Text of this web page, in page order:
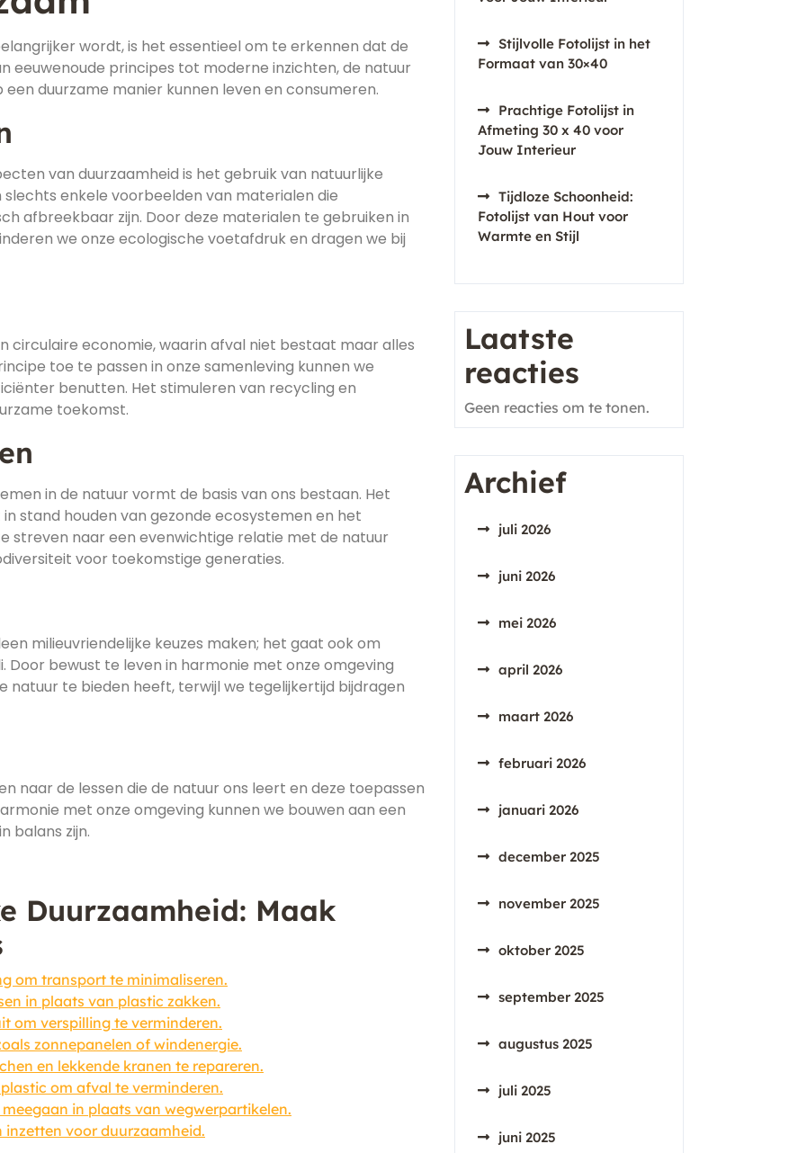
wordt, is het essentieel om te erkennen dat de
eeuwenoude principes tot moderne inzichten, de natuur
duurzame manier kunnen leven en consumeren.
van duurzaamheid is het gebruik van natuurlijke
enkele voorbeelden van materialen die
afbreekbaar zijn. Door deze materialen te gebruiken in
we onze ecologische voetafdruk en dragen we bij
circulaire economie, waarin afval niet bestaat maar alles
toe te passen in onze samenleving kunnen we
benutten. Het stimuleren van recycling en
toekomst.
in de natuur vormt de basis van ons bestaan. Het
stand houden van gezonde ecosystemen en het
streven naar een evenwichtige relatie met de natuur
voor toekomstige generaties.
milieuvriendelijke keuzes maken; het gaat ook om
bewust te leven in harmonie met onze omgeving
natuur te bieden heeft, terwijl we tegelijkertijd bijdragen
naar de lessen die de natuur ons leert en deze toepassen
met onze omgeving kunnen we bouwen aan een
balans zijn.
Duurzaamheid: Maak
om transport te minimaliseren.
in plaats van plastic zakken.
om verspilling te verminderen.
zonnepanelen of windenergie.
en lekkende kranen te repareren.
om afval te verminderen.
in plaats van wegwerpartikelen.
inzetten voor duurzaamheid.
Stijlvolle Fotolijst in het
Formaat van 30×40
Prachtige Fotolijst in
Afmeting 30 x 40 voor
Jouw Interieur
Tijdloze Schoonheid:
Fotolijst van Hout voor
Warmte en Stijl
Laatste
reacties
Geen reacties om te tonen.
Archief
juli 2026
juni 2026
mei 2026
april 2026
maart 2026
februari 2026
januari 2026
december 2025
november 2025
oktober 2025
september 2025
augustus 2025
juli 2025
juni 2025